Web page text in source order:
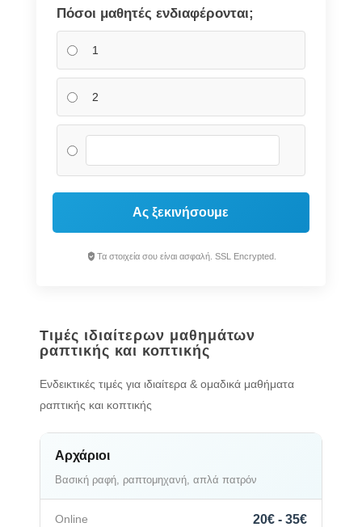
Πόσοι μαθητές ενδιαφέρονται;
1
2
Ας ξεκινήσουμε
Τα στοιχεία σου είναι ασφαλή. SSL Encrypted.
Τιμές ιδιαίτερων μαθημάτων
ραπτικής και κοπτικής
Ενδεικτικές τιμές για ιδιαίτερα & ομαδικά μαθήματα
ραπτικής και κοπτικής
Αρχάριοι
Βασική ραφή, ραπτομηχανή, απλά πατρόν
20€ - 35€